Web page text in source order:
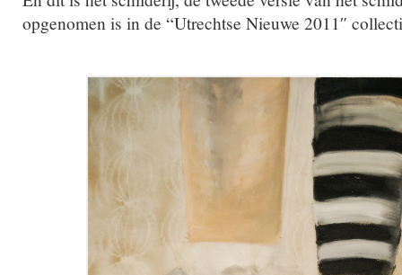
opgenomen is in de “Utrechtse Nieuwe 2011″